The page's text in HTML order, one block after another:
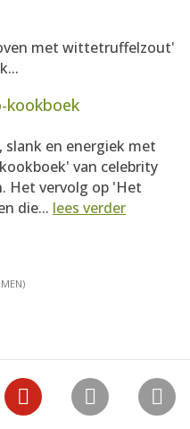
met wittetruffelzout'
kookboek
slank en energiek met
van celebrity
Het vervolg op 'Het
die... lees verder